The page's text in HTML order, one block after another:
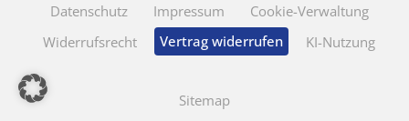
Sitemap
Datenschutz Impressum
Cookie-Verwaltung
Widerrufsrecht
Vertrag widerrufen KI-Nutzung